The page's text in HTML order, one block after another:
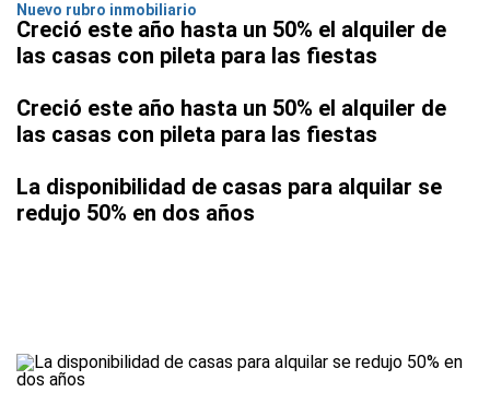
Nuevo rubro inmobiliario
Creció este año hasta un 50% el alquiler de
las casas con pileta para las fiestas
Creció este año hasta un 50% el alquiler de
las casas con pileta para las fiestas
La disponibilidad de casas para alquilar se
redujo 50% en dos años